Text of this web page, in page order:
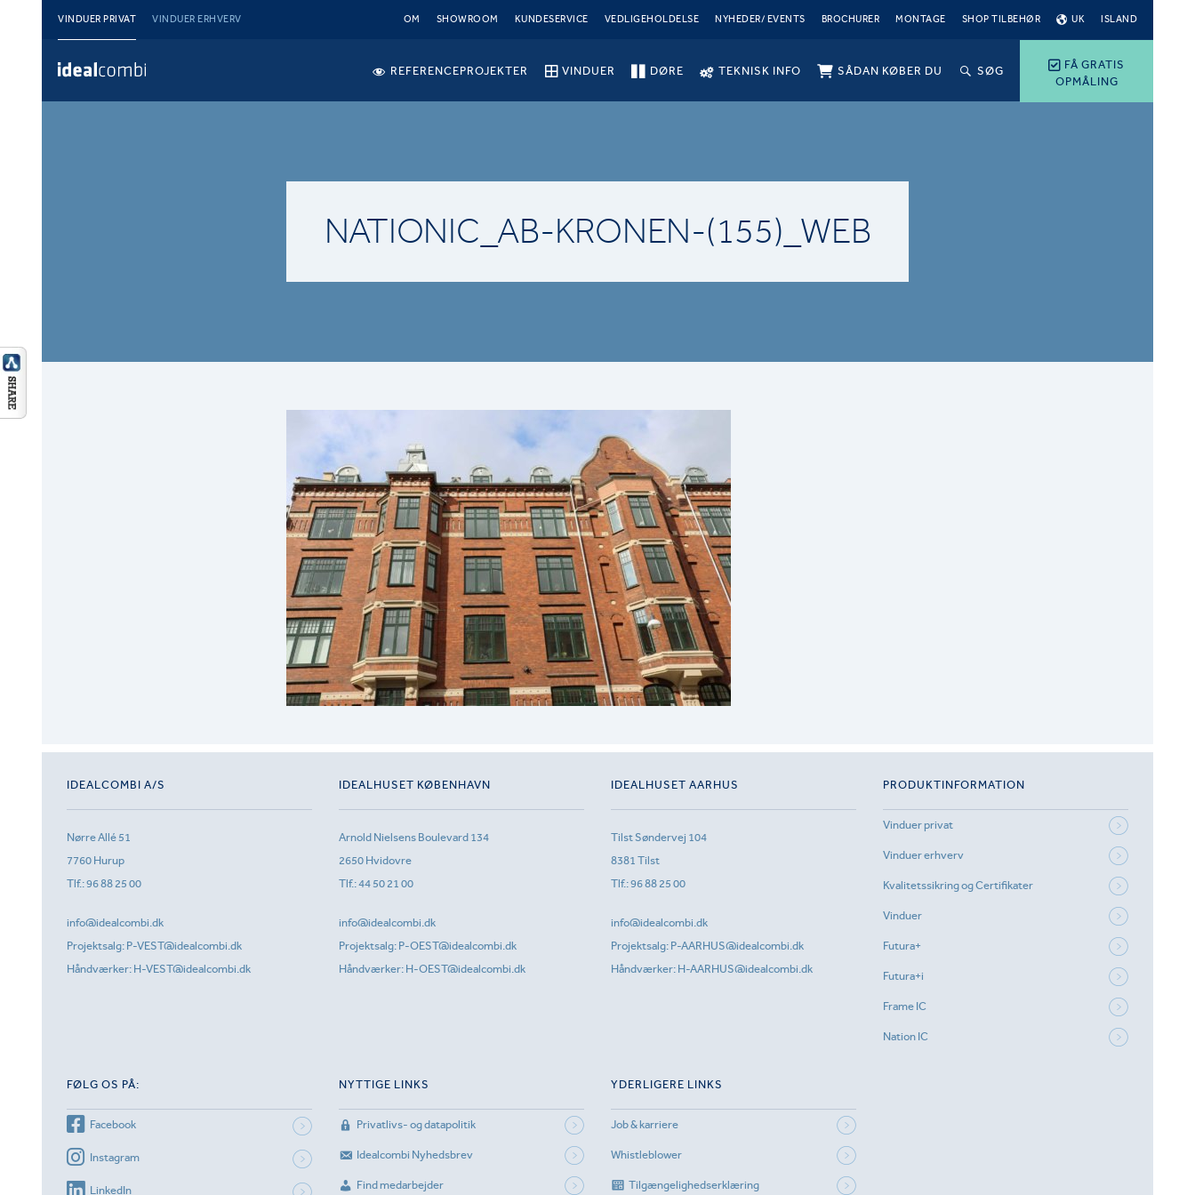
VINDUER PRIVAT VINDUER ERHVERV OM SHOWROOM KUNDESERVICE VEDLIGEHOLDELSE NYHEDER/ EVENTS BROCHURER MONTAGE SHOP TILBEHØR UK ISLAND
FÅ GRATIS
OPMÅLING
REFERENCEPROJEKTER VINDUER DØRE TEKNISK INFO SÅDAN KØBER DU SØG
NATIONIC_AB-KRONEN-(155)_WEB
IDEALCOMBI A/S
Nørre Allé 51
7760 Hurup
Tlf.:96 88 25 00
info@idealcombi.dk
Projektsalg: P-VEST@idealcombi.dk
Håndværker: H-VEST@idealcombi.dk
IDEALHUSET KØBENHAVN
Arnold Nielsens Boulevard 134
2650 Hvidovre
Tlf.:44 50 21 00
info@idealcombi.dk
Projektsalg: P-OEST@idealcombi.dk
Håndværker: H-OEST@idealcombi.dk
IDEALHUSET AARHUS
Tilst Søndervej 104
8381 Tilst
Tlf.:96 88 25 00
info@idealcombi.dk
Projektsalg: P-AARHUS@idealcombi.dk
Håndværker: H-AARHUS@idealcombi.dk
PRODUKTINFORMATION
Vinduer privat
Vinduer erhverv
Kvalitetssikring og Certifikater
Vinduer
Futura+
Futura+i
Frame IC
Nation IC
FØLG OS PÅ:
Facebook
Instagram
LinkedIn
NYTTIGE LINKS
Privatlivs- og datapolitik
Idealcombi Nyhedsbrev
Find medarbejder
YDERLIGERE LINKS
Job & karriere
Whistleblower
Tilgængelighedserklæring